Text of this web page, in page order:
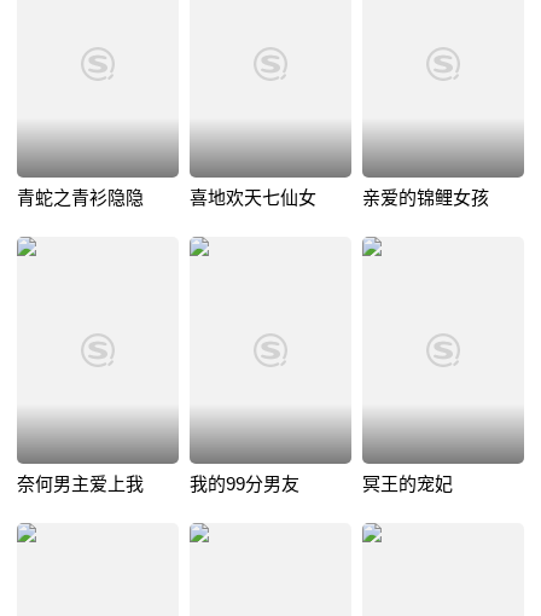
青蛇之青衫隐隐 喜地欢天七仙女 亲爱的锦鲤女孩
奈何男主爱上我 我的99分男友 冥王的宠妃